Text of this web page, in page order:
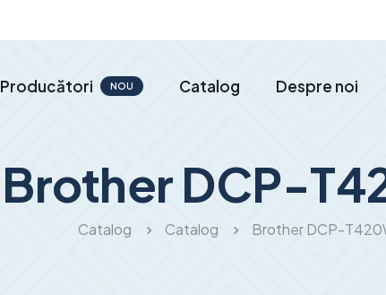
Producători NOU Catalog Despre noi
Brother DCP-
Catalog Catalog Brother DCP-